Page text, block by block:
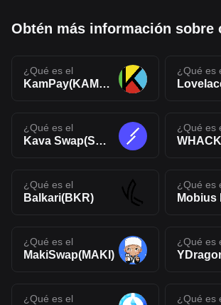
Obtén más información sobre
¿Qué es el
KamPay(KAMPAY)
¿Qué es
¿Qué es el
Kava Swap(SWP)
¿Qué es
¿Qué es el
Balkari(BKR)
¿Qué es
¿Qué es el
MakiSwap(MAKI)
¿Qué es
¿Qué es el ¿Qué es